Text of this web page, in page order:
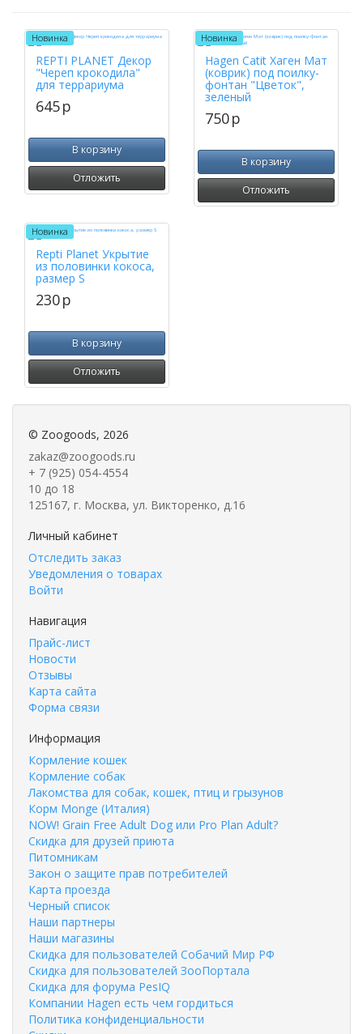
Новинка
REPTI PLANET Декор
"Череп крокодила"
для террариума
645p
В корзину
Отложить
Новинка
Hagen Catit Хаген Мат
(коврик) под поилку-
фонтан "Цветок",
зеленый
750p
В корзину
Отложить
Новинка
Repti Planet Укрытие
из половинки кокоса,
размер S
230p
В корзину
Отложить
© Zoogoods, 2026
zakaz@zoogoods.ru
+ 7 (925) 054-4554
10 до 18
125167, г. Москва, ул. Викторенко, д.16
Личный кабинет
Отследить заказ
Уведомления о товарах
Войти
Навигация
Прайс-лист
Новости
Отзывы
Карта сайта
Форма связи
Информация
Кормление кошек
Кормление собак
Лакомства для собак, кошек, птиц и грызунов
Корм Monge (Италия)
NOW! Grain Free Adult Dog или Pro Plan Adult?
Скидка для друзей приюта
Питомникам
Закон о защите прав потребителей
Карта проезда
Черный список
Наши партнеры
Наши магазины
Скидка для пользователей Собачий Мир РФ
Скидка для пользователей ЗооПортала
Скидка для форума PesIQ
Компании Hagen есть чем гордиться
Политика конфиденциальности